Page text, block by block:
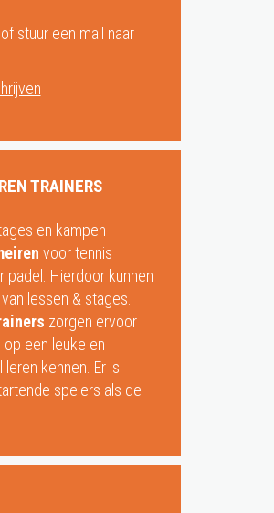
stuur een mail naar
TRAINERS
en kampen
voor tennis
padel. Hierdoor kunnen
lessen & stages.
zorgen ervoor
een leuke en
kennen. Er is
spelers als de